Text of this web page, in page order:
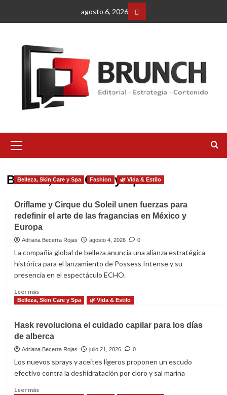
agosto 6, 2026
Facebbok
primario
Belleza, Skin Care y Spa
Belleza, Skin Care y Spa Fashion 🌿 Vida & Estilo
Oriflame y Cirque du Soleil unen fuerzas para
redefinir el arte de las fragancias en México y
Europa
Adriana Becerra Rojas agosto 4, 2026 0
La compañía global de belleza anuncia una alianza estratégica
histórica para el lanzamiento de Possess Intense y su
presencia en el espectáculo ECHO.
Leer másLeer
más
y
Cirque
du
fuerzas
Belleza, Skin Care y Spa 🌿 Vida & Estilo
Hask revoluciona el cuidado capilar para los días
de alberca
Adriana Becerra Rojas julio 21, 2026 0
Los nuevos sprays y aceites ligeros proponen un escudo
efectivo contra la deshidratación por cloro y sal marina
Leer másLeer